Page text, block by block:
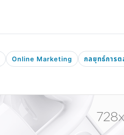
Online Marketing กลยุทธ์การต